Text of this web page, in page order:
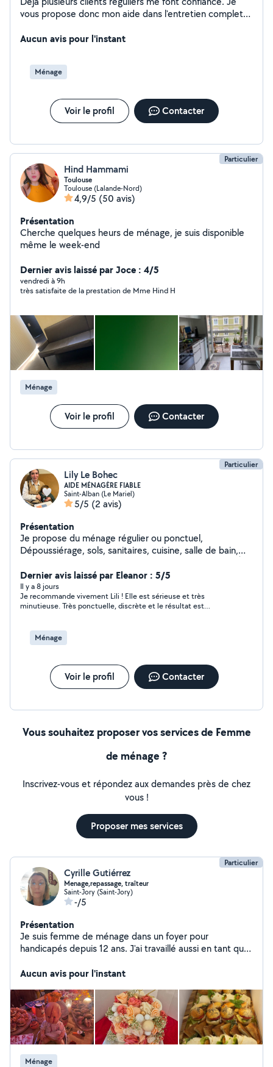
vous propose donc mon aide dans l'entretien complet
et tout autres déplacements, mais aussi aide
Mon rayon d'action 10 km autour de mon domicile
environ. Je répond aussi à vos demandes occasionnelles
relation, coordination des prestations). Échangeons
pour vos différentes demandes. Au plaisir de vous
rencontrer. Karine
Aucun avis pour l'instant
Ménage
Voir le profil Contacter
Particulier
Hind Hammami
Toulouse
Toulouse (Lalande-Nord)
4,9/5 (50 avis)
Présentation
Cherche quelques heurs de ménage, je suis disponible
même le week-end
Dernier avis laissé par Joce : 4/5
vendredi à 9h
très satisfaite de la prestation de Mme Hind H
Ménage
Voir le profil Contacter
Particulier
Lily Le Bohec
AIDE MÉNAGÈRE FIABLE
Saint-Alban (Le Mariel)
5/5 (2 avis)
Présentation
Je propose du ménage régulier ou ponctuel,
Dépoussiérage, sols, sanitaires, cuisine, salle de bain,
l'écoute de vos attentes, n'hésitez pas à me contacter
Dernier avis laissé par Eleanor : 5/5
Il y a 8 jours
Je recommande vivement Lili ! Elle est sérieuse et très
minutieuse. Très ponctuelle, discrète et le résultat est
laisser ses clés sans aucune inquiétude. Je ne peut que
conseiller si vous chercher une aide ménagère fiable et
Ménage
Voir le profil Contacter
Vous souhaitez proposer vos services de Femme
de ménage ?
Inscrivez-vous et répondez aux demandes près de chez
vous !
Proposer mes services
Particulier
Cyrille Gutiérrez
Menage,repassage, traîteur
Saint-Jory (Saint-Jory)
-/5
Présentation
Je suis femme de ménage dans un foyer pour
handicapés depuis 12 ans. J'ai travaillé aussi en tant que
quelqu'un de très sérieux.
Aucun avis pour l'instant
Ménage